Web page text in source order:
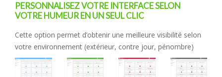
PERSONNALISEZ VOTRE INTERFACE SELON
VOTRE HUMEUR EN UN SEUL CLIC
Cette option permet d’obtenir une meilleure visibilité selon
votre environnement (extérieur, contre jour, pénombre)